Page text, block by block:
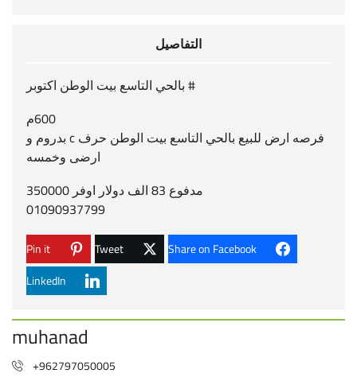
التفاصيل
# بالحي التاسع بيت الوطن اكتوبر
600م
فرصه ارض للبيع بالحي التاسع بيت الوطن حرف c بدروم و
ارضى وخمسه
مدفوع 83 الف دولار اوفر 350000
01090937799
Share on Facebook
Tweet
Pin it
LinkedIn
muhanad
+962797050005